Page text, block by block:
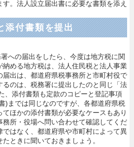
。法人設立届出書に必要な書類を添え
添付書類を提出
への届出をしたら、今度は地方税に関
める地方税は、法人住民税と法人事業
出は、都道府県税事務所と市町村役で
るのは、税務署に提出したのと同じ「法
、添付書類も定款のコピーと登記事項
)までは同じなのですが、各都道府県税
ほかの添付書類が必要なケースもあり
務所・役場へ問い合わせて確認してくだ
ではなく、都道府県や市町村によって異
ときに聞いておきましょう。